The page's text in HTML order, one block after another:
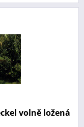
volně ložená